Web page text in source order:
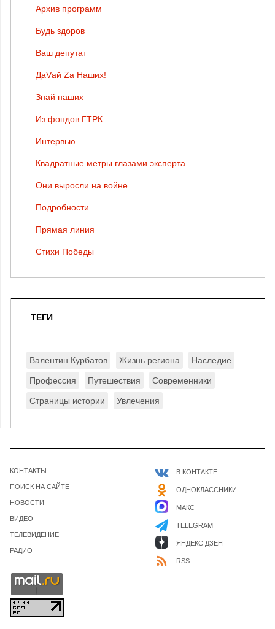
Архив программ
Будь здоров
Ваш депутат
ДаVай Zа Наших!
Знай наших
Из фондов ГТРК
Интервью
Квадратные метры глазами эксперта
Они выросли на войне
Подробности
Прямая линия
Стихи Победы
ТЕГИ
Валентин Курбатов Жизнь региона Наследие
Профессия Путешествия Современники
Страницы истории Увлечения
КОНТАКТЫ
ПОИСК НА САЙТЕ
НОВОСТИ
ВИДЕО
ТЕЛЕВИДЕНИЕ
РАДИО
В КОНТАКТЕ
ОДНОКЛАССНИКИ
МАКС
TELEGRAM
ЯНДЕКС ДЗЕН
RSS